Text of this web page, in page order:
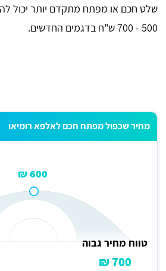
שלט חכם או מפתח מתקדם יותר יכול
500 - 700 ש"ח בדגמים החדשים.
מחיר שכפול מפתח חכם לאלפא רומיאו
600 ₪
טווח מחיר גבוה
700 ₪